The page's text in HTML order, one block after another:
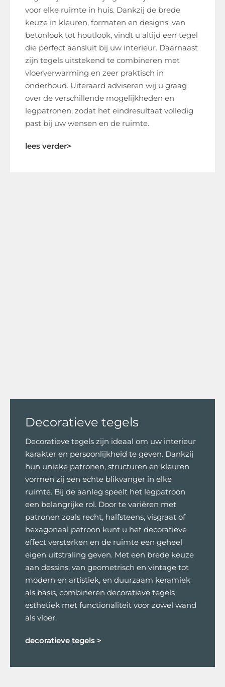
voor elke ruimte in huis. Dankzij de brede
keuze in kleuren, formaten en designs, van
betonlook tot houtlook, vindt u altijd een tegel
die perfect aansluit bij uw interieur. Daarnaast
zijn tegels uitstekend te combineren met
vloerverwarming en zeer praktisch in
onderhoud. Uiteraard adviseren wij u graag
over de verschillende mogelijkheden en
legpatronen, zodat het eindresultaat volledig
past bij uw wensen en de ruimte.
lees verder>
Decoratieve tegels
Decoratieve tegels zijn ideaal om uw interieur
karakter en persoonlijkheid te geven. Dankzij
hun unieke patronen, structuren en kleuren
vormen zij een echte blikvanger in elke
ruimte. Bij de aanleg speelt het legpatroon
een belangrijke rol. Door te variëren met
patronen zoals recht, halfsteens, visgraat of
hexagonaal patroon kunt u het decoratieve
effect versterken en de ruimte een geheel
eigen uitstraling geven. Met een brede keuze
aan dessins, van geometrisch en vintage tot
modern en artistiek, en duurzaam keramiek
als basis, combineren decoratieve tegels
esthetiek met functionaliteit voor zowel wand
als vloer.
decoratieve tegels >